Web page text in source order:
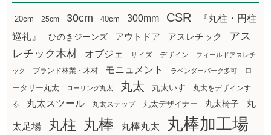
20cm 25cm 30cm 40cm 300mm CSR
『丸柱・円柱
巡礼』
ひのきジーンズ アウトドア アスレチック
アス
レチック木材
オブジェ サイズ デザイン フィールドアスレチ
ック ブランド林業・木材 モニュメント ラベンダーパーク多可
ロ
ータリー丸太
ローリング丸太 丸太 丸太いす
丸太をデザインす
る
丸太スツール 丸太ステップ 丸太デザイナー 丸太椅子 丸
太足場 丸柱 丸棒 丸棒丸太 丸棒加工場